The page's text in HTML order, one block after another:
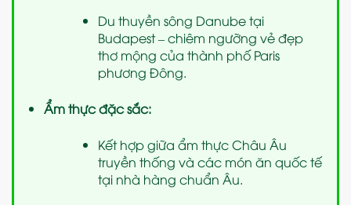
Du thuyền sông Danube tại
Budapest – chiêm ngưỡng vẻ đẹp
thơ mộng của thành phố Paris
phương Đông.
Ẩm thực đặc sắc:
Kết hợp giữa ẩm thực Châu Âu
truyền thống và các món ăn quốc tế
tại nhà hàng chuẩn Âu.